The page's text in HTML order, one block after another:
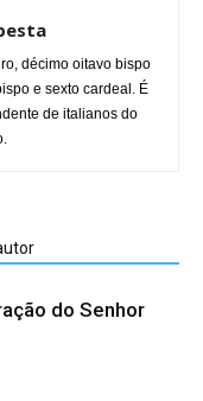
décimo oitavo bispo
e sexto cardeal. É
de italianos do
do Senhor